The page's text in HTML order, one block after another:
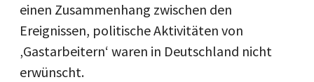
einen Zusammenhang zwischen den
Ereignissen, politische Aktivitäten von
‚Gastarbeitern‘ waren in Deutschland nicht
erwünscht.